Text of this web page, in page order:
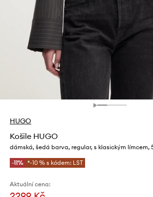
HUGO
Košile HUGO
dámská, šedá barva, regular, s klasickým límcem,
-11% *-10 % s kódem: LST
Aktuální cena: